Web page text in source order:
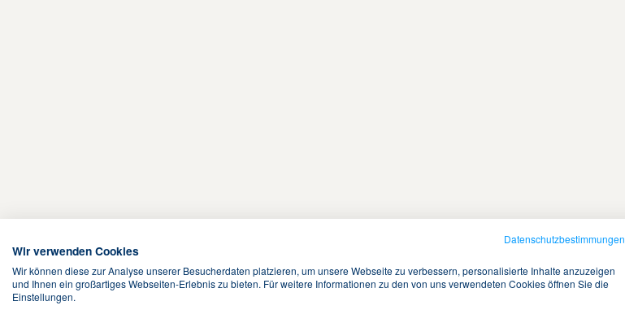
Terms & Conditions
Datenschutzbestimmungen
Wir verwenden Cookies
Wir können diese zur Analyse unserer Besucherdaten platzieren, um unsere Webseite zu verbessern, personalisierte Inhalte anzuzeigen
und Ihnen ein großartiges Webseiten-Erlebnis zu bieten. Für weitere Informationen zu den von uns verwendeten Cookies öffnen Sie die
Einstellungen.